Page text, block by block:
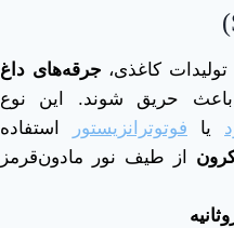
کاغذی، جرقه‌های داغ
باعث حریق شوند. این نوع
یا فوتوترانزیستور
استفاده
از طیف نور مادون‌قرمز